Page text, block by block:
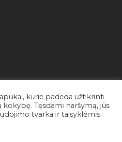
kurie padeda užtikrinti
Tęsdami naršymą, jūs
tvarka ir taisyklėmis.